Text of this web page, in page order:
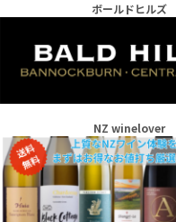
ボールドヒルズ
NZ winelover